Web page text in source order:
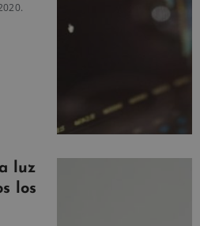
luz
los